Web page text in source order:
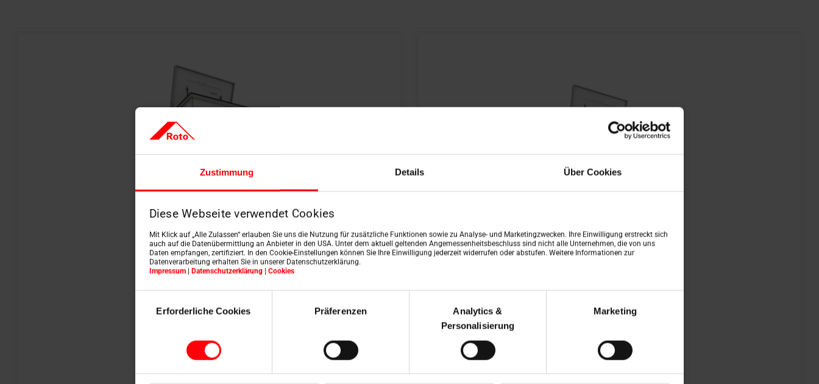
Zustimmung Details Über Cookies
Diese Webseite verwendet Cookies
Mit Klick auf „Alle Zulassen“ erlauben Sie uns die Nutzung für zusätzliche Funktionen sowie zu Analyse- und Marketingzwecken. Ihre Einwilligung erstreckt sich
auch auf die Datenübermittlung an Anbieter in den USA. Unter dem aktuell geltenden Angemessenheitsbeschluss sind nicht alle Unternehmen, die von uns
Daten empfangen, zertifiziert. In den Cookie-Einstellungen können Sie Ihre Einwilligung jederzeit widerrufen oder abstufen. Weitere Informationen zur
Datenverarbeitung erhalten Sie in unserer Datenschutzerklärung.
Impressum| Datenschutzerklärung| Cookies
Erforderliche Cookies
Präferenzen
Analytics &
Personalisierung
Marketing
Flachdachausstieg
Ecco
Designo